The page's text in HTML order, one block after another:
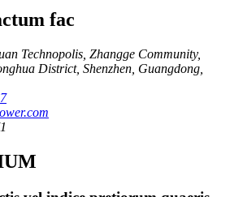
fac
Technopolis, Zhangge Community,
District, Shenzhen, Guangdong,